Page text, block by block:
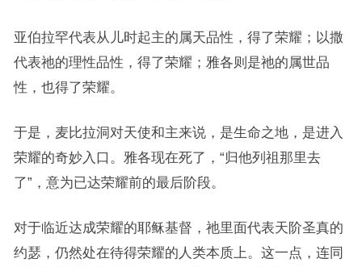
亚伯拉罕代表从儿时起主的属天品性，得了荣耀；以撒
代表祂的理性品性，得了荣耀；雅各则是祂的属世品
性，也得了荣耀。
于是，麦比拉洞对天使和主来说，是生命之地，是进入
荣耀的奇妙入口。雅各现在死了，“归他列祖那里去
了”，意为已达荣耀前的最后阶段。
对于临近达成荣耀的耶稣基督，祂里面代表天阶圣真的
约瑟，仍然处在待得荣耀的人类本质上。这一点，连同